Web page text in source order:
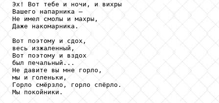
Эх! Вот тебе и ночи, и вихры
Вашего напарника —
Не имел смолы и махры,
Даже накомарника.
Вот поэтому и сдох,
весь изжаленный,
Вот поэтому и вздох
был печальный...
Не давите вы мне горло,
мы и голеньки,
Горло смёрзло, горло спёрло.
Мы покойники.